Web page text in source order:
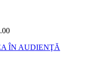
ÎN AUDIENŢĂ